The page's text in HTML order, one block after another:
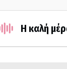
Η καλή